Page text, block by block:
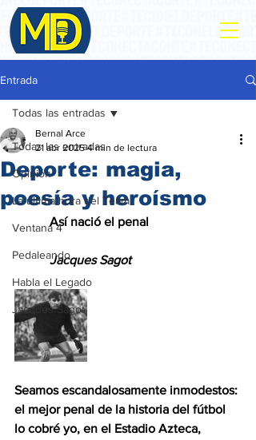
Entrada
Todas las entradas
Opinión
La ultima hora del Team
Ventana 4
Pedaleando
Habla el Legado
Jacques Sagot
Todas las entradas
Deporte: magia,
poesía y heroísmo
Bernal Arce
21 abr 2025 4 min de lectura
           Así nació el penal
           Jacques Sagot
Seamos escandalosamente inmodestos:
el mejor penal de la historia del fútbol
lo cobré yo, en el Estadio Azteca,